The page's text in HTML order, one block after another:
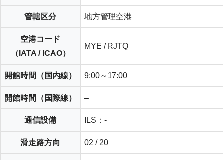
管轄区分 地方管理空港
空港コード
（IATA / ICAO）
MYE / RJTQ
開館時間（ 国内線） 9:00～17:00
開館時間（ 国際線） –
通信設備 ILS：-
滑走路方向 02 / 20